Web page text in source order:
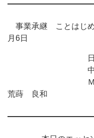
事業承継 ことは
月6日
日本経営
中小企業活
Ｍ＆Ａ
荒蒔 良和